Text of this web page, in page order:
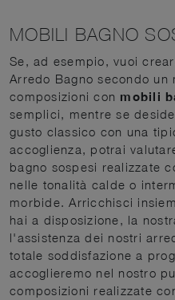
MOBILI BAGNO
Se, ad esempio, vuoi
Arredo Bagno secondo un
composizioni con mobili
semplici, mentre se
gusto classico con una
accoglienza, potrai
bagno sospesi realizzate
nelle tonalità calde o
morbide. Arricchisci
hai a disposizione, la
l'assistenza dei nostri
totale soddisfazione a
accoglieremo nel nostro
composizioni realizzate